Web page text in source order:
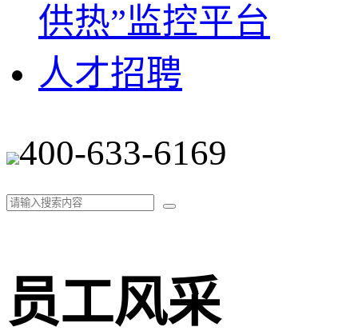
供热”监控平台
人才招聘
400-633-6169
员工风采